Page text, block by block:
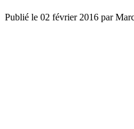
Publié le 02 février 2016 par